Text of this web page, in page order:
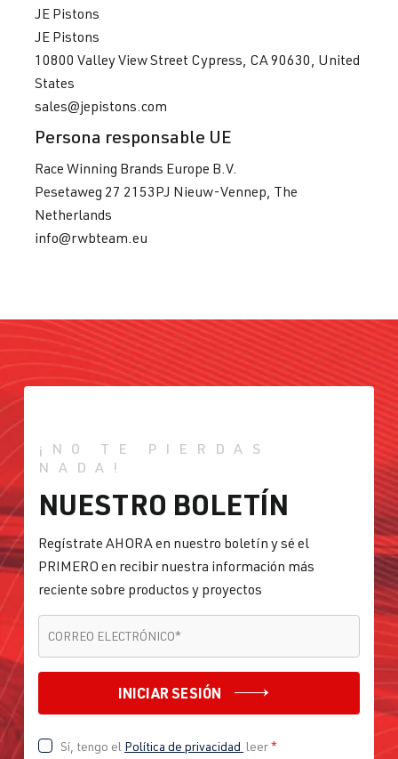
JE Pistons
JE Pistons
10800 Valley View Street Cypress, CA 90630, United
States
sales@jepistons.com
Persona responsable UE
Race Winning Brands Europe B.V.
Pesetaweg 27 2153PJ Nieuw-Vennep, The
Netherlands
info@rwbteam.eu
¡NO TE PIERDAS
NADA!
NUESTRO BOLETÍN
Regístrate AHORA en nuestro boletín y sé el
PRIMERO en recibir nuestra información más
reciente sobre productos y proyectos
CORREO ELECTRÓNICO*
INICIAR SESIÓN
Sí, tengo el Política de privacidad leer*